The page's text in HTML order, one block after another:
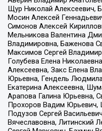
Щур Николай Алексеевич,
Мосин Алексей
Симонов Алексей
Мельникова Валентина
Владимировна, Баженова
Максимов Сергей
Голубева Елена
Алексеевна, Закс Елена
Юрьевна, Гендель
Екатерина Алексеевна,
Арапова Галина Юрьевна,
Прохоров Вадим Юрьевич,
Подузов Сергей
Вячеславовна, Литинский